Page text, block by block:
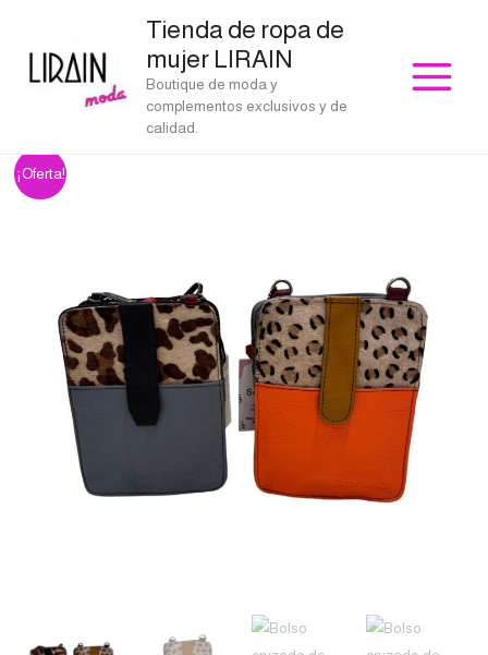
contenido
Tienda de ropa de
mujer LIRAIN
Boutique de moda y
complementos exclusivos y de
calidad.
¡Oferta!
era:
€45.00.
es:
€40.50.
Bolso
cruzado
cantidad